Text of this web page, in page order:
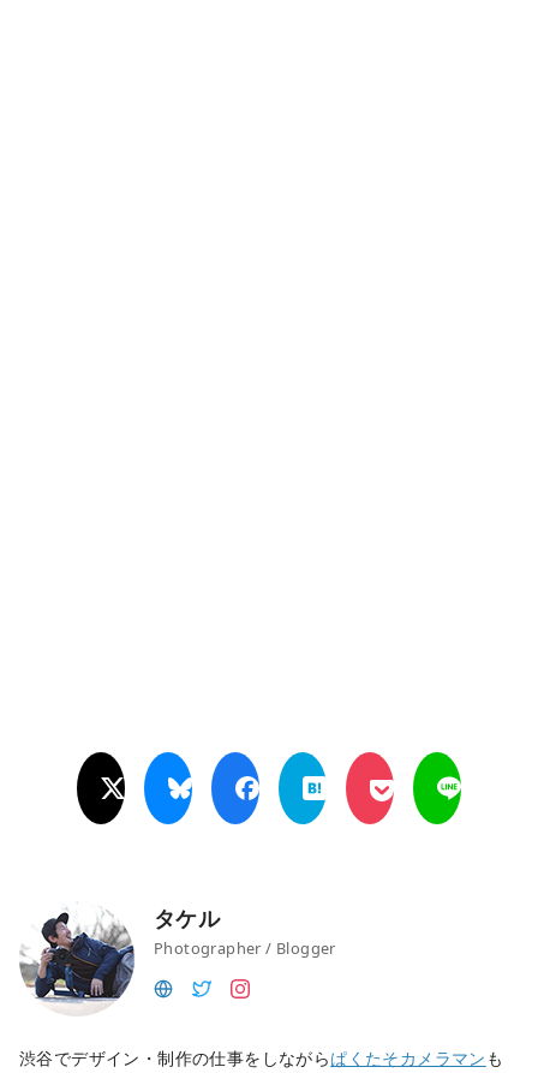
タケル
Photographer / Blogger
渋谷でデザイン・制作の仕事をしながらぱくたそカメラマン も